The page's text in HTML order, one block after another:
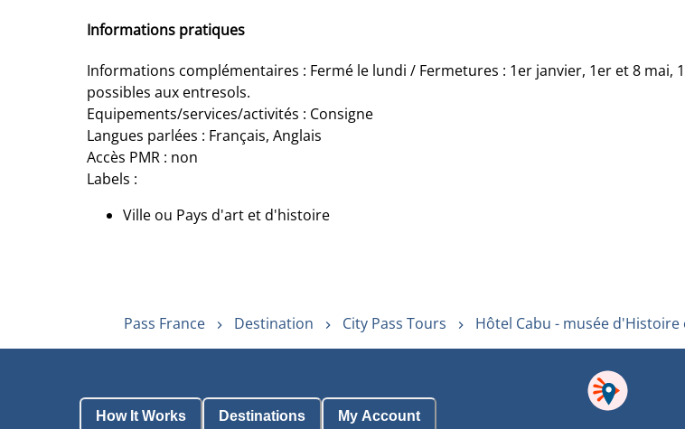
Informations pratiques
Informations complémentaires : Fermé le lundi / Fermetures : 1er janvier, 1er et 8 mai,
possibles aux entresols.
Equipements/services/activités : Consigne
Langues parlées : Français, Anglais
Accès PMR : non
Labels :
Ville ou Pays d'art et d'histoire
Pass France Destination City Pass Tours Hôtel Cabu - musée
How It Works Destinations My Account